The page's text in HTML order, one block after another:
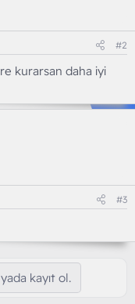
#2
kurarsan daha iyi
#3
kayıt ol.